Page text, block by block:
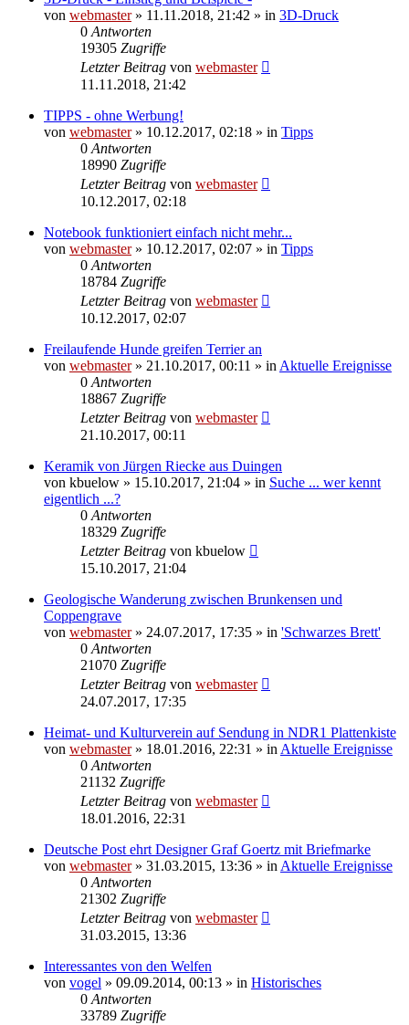
von webmaster» 11.11.2018, 21:42 » in 3D-Druck
0 Antworten
19305 Zugriffe
Letzter Beitrag von webmaster
11.11.2018, 21:42
TIPPS - ohne Werbung!
von webmaster» 10.12.2017, 02:18 » in Tipps
0 Antworten
18990 Zugriffe
Letzter Beitrag von webmaster
10.12.2017, 02:18
Notebook funktioniert einfach nicht mehr...
von webmaster» 10.12.2017, 02:07 » in Tipps
0 Antworten
18784 Zugriffe
Letzter Beitrag von webmaster
10.12.2017, 02:07
Freilaufende Hunde greifen Terrier an
von webmaster» 21.10.2017, 00:11 » in Aktuelle Ereignisse
0 Antworten
18867 Zugriffe
Letzter Beitrag von webmaster
21.10.2017, 00:11
Keramik von Jürgen Riecke aus Duingen
von kbuelow » 15.10.2017, 21:04 » in Suche ... wer kennt
eigentlich ...?
0 Antworten
18329 Zugriffe
Letzter Beitrag von kbuelow
15.10.2017, 21:04
Geologische Wanderung zwischen Brunkensen und
Coppengrave
von webmaster» 24.07.2017, 17:35 » in 'Schwarzes Brett'
0 Antworten
21070 Zugriffe
Letzter Beitrag von webmaster
24.07.2017, 17:35
Heimat- und Kulturverein auf Sendung in NDR1 Plattenkiste
von webmaster» 18.01.2016, 22:31 » in Aktuelle Ereignisse
0 Antworten
21132 Zugriffe
Letzter Beitrag von webmaster
18.01.2016, 22:31
Deutsche Post ehrt Designer Graf Goertz mit Briefmarke
von webmaster» 31.03.2015, 13:36 » in Aktuelle Ereignisse
0 Antworten
21302 Zugriffe
Letzter Beitrag von webmaster
31.03.2015, 13:36
Interessantes von den Welfen
von vogel » 09.09.2014, 00:13 » in Historisches
0 Antworten
33789 Zugriffe